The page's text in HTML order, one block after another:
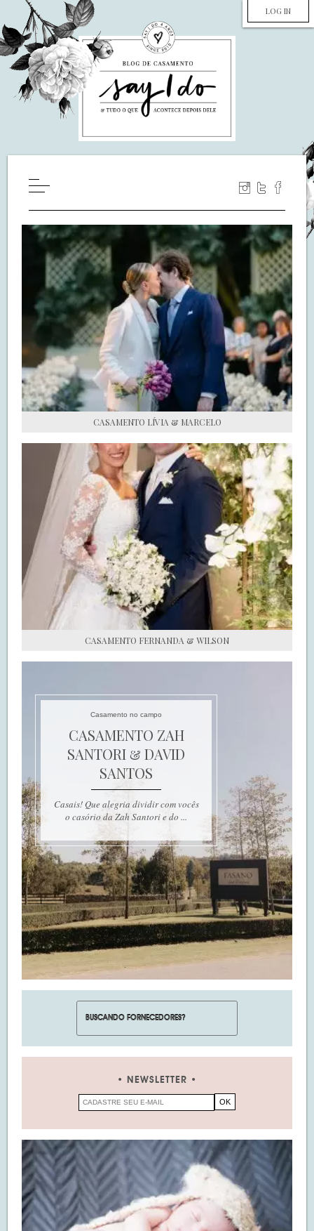
LOG IN
WILL YOU MARRY ME?
LUA DE MEL
COZINHA
DECORAÇÃO
DE NOIVA PRA NOIVA
S.O.S CASADAS
FALE COM O SAY I DO
CASAMENTO LÍVIA & MARCELO
CASAMENTO FERNANDA & WILSON
Casamento no campo
CASAMENTO ZAH
SANTORI & DAVID
SANTOS
Casais! Que alegria dividir com vocês
o casório da Zah Santori e do ...
NEWSLETTER